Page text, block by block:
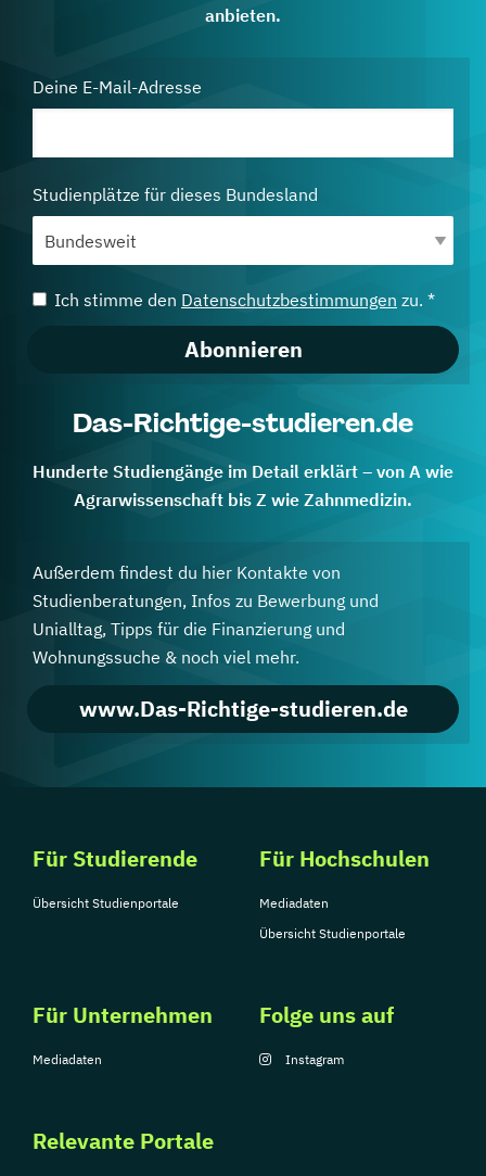
anbieten.
Deine E-Mail-Adresse
Studienplätze für dieses Bundesland
Ich stimme den Datenschutzbestimmungen zu. *
Abonnieren
Das-Richtige-studieren.de
Hunderte Studiengänge im Detail erklärt – von A wie
Agrarwissenschaft bis Z wie Zahnmedizin.
Außerdem findest du hier Kontakte von
Studienberatungen, Infos zu Bewerbung und
Unialltag, Tipps für die Finanzierung und
Wohnungssuche & noch viel mehr.
www.Das-Richtige-studieren.de
Für Studierende
Übersicht Studienportale
Für Hochschulen
Mediadaten
Übersicht Studienportale
Für Unternehmen
Mediadaten
Relevante Portale
Folge uns auf
Instagram